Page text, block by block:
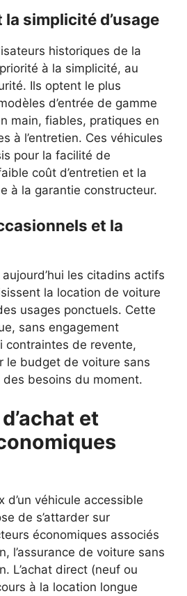
simplicité d’usage
historiques de la
à la simplicité, au
Ils optent le plus
d’entrée de gamme
main, fiables, pratiques en
à l’entretien. Ces véhicules
pour la facilité de
coût d’entretien et la
à la garantie constructeur.
et la
les citadins actifs
la location de voiture
usages ponctuels. Cette
sans engagement
contraintes de revente,
le budget de voiture sans
besoins du moment.
et
d’un véhicule accessible
de s’attarder sur
économiques associés
l’assurance de voiture sans
L’achat direct (neuf ou
à la location longue